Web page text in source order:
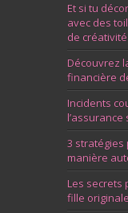
Et si tu
avec des
de créativité
Découvrez
financière
Incidents
3 stratégies
manière
Les secrets
fille originale